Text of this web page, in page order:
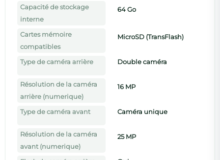
Capacité de stockage
interne
64 Go
Cartes mémoire
compatibles
MicroSD (TransFlash)
Type de caméra arrière Double caméra
Résolution de la caméra
arrière (numerique)
16 MP
Type de caméra avant Caméra unique
Résolution de la caméra
avant (numerique)
25 MP